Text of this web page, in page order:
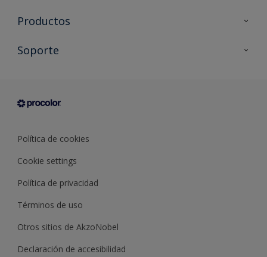
Productos
Todos los productos
Condiciones generales de venta
Soporte
Sobre Procolor
Política de cookies
Cookie settings
Política de privacidad
Términos de uso
Otros sitios de AkzoNobel
Declaración de accesibilidad